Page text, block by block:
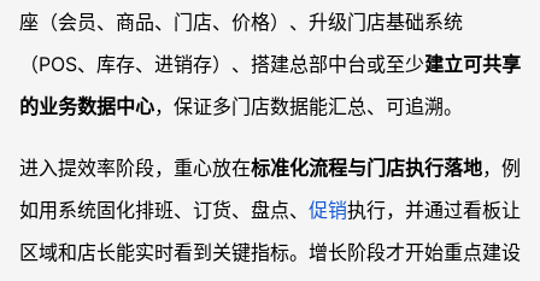
座（会员、商品、门店、价格）、升级门店基础系统
（POS、库存、进销存）、搭建总部中台或至少建立可共享
的业务数据中心，保证多门店数据能汇总、可追溯。
进入提效率阶段，重心放在标准化流程与门店执行落地，例
如用系统固化排班、订货、盘点、 促销执行，并通过看板让
区域和店长能实时看到关键指标。增长阶段才开始重点建设